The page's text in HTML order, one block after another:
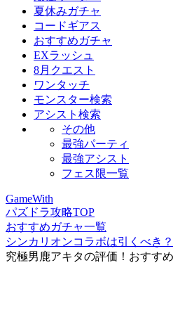
夏休みガチャ
コードギアス
おすすめガチャ
EXラッシュ
8月クエスト
ワンタッチ
モンスター検索
アシスト検索
その他
最強パーティ
最強アシスト
フェス限一覧
GameWith
パズドラ攻略TOP
おすすめガチャ一覧
シンカリオンコラボは引くべき
究極男鹿アキタの評価！おすす